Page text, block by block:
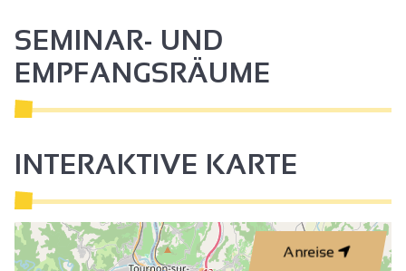
SEMINAR- UND
EMPFANGSRÄUME
INTERAKTIVE KARTE
Anreise